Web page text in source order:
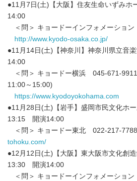
●11月7日(土)【大阪】住友生命いずみ
14:00
＜問＞ キョードーインフォメーショ
http://www.kyodo-osaka.co.jp/
●11月14日(土)【神奈川】神奈川県立
14:00
＜問＞ キョードー横浜 045-671-9911
11:00～15:00)
https://www.kyodoyokohama.com
●11月28日(土)【岩手】盛岡市民文化ホ
13:15 開演14:00
＜問＞ キョードー東北 022-217-
tohoku.com/
●12月12日(土)【大阪】東大阪市文化創
13:30 開演14:00
＜問＞ キョードーインフォメーショ